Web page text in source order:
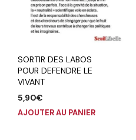
SORTIR DES LABOS
POUR DEFENDRE LE
VIVANT
5,90€
AJOUTER AU PANIER